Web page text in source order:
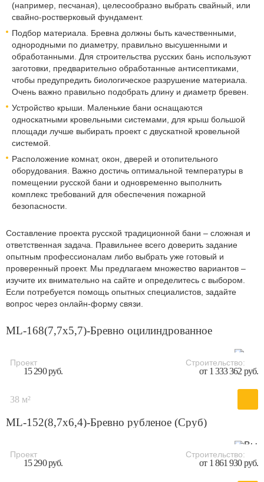
(например, песчаная), целесообразно выбрать свайный, или
свайно-ростверковый фундамент.
Подбор материала. Бревна должны быть качественными,
однородными по диаметру, правильно высушенными и
обработанными. Для строительства русских бань используют
заготовки, предварительно обработанные антисептиками,
чтобы предупредить биологическое разрушение материала.
Очень важно правильно подобрать длину и диаметр бревен.
Устройство крыши. Маленькие бани оснащаются
односкатными кровельными системами, для крыш большой
площади лучше выбирать проект с двускатной кровельной
системой.
Расположение комнат, окон, дверей и отопительного
оборудования. Важно достичь оптимальной температуры в
помещении русской бани и одновременно выполнить
комплекс требований для обеспечения пожарной
безопасности.
Составление проекта русской традиционной бани – сложная и
ответственная задача. Правильнее всего доверить задание
опытным профессионалам либо выбрать уже готовый и
проверенный проект. Мы предлагаем множество вариантов –
изучите их внимательно на сайте и определитесь с выбором.
Если потребуется помощь опытных специалистов, задайте
вопрос через онлайн-форму связи.
ML-168(7,7x5,7)-Бревно оцилиндрованное
Проект
15 290 руб.
Строительство:
от 1 333 362 руб.
38 м²
ML-152(8,7х6,4)-Бревно рубленое (Сруб)
Проект
15 290 руб.
Строительство:
от 1 861 930 руб.